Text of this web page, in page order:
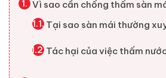
Vì sao cần chống thấm sàn
Tại sao sàn mái thường
Tác hại của việc thấm